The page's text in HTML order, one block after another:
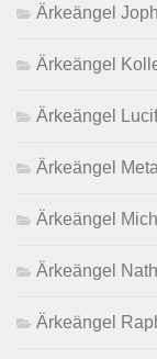
Ärkeängel
Ärkeängel
Ärkeängel
Ärkeängel
Ärkeängel
Ärkeängel
Ärkeängel